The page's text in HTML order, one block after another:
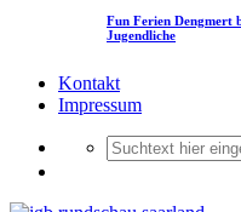
Fun Ferien Dengmert
Jugendliche
Kontakt
Impressum